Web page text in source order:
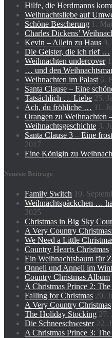
Hilfe, die Herdmanns
Weihnachtsliebe auf
Schöne Bescherung 1.
Charles Dickens’
Kevin – Allein zu Haus 9.
Die Geister, die ich rief …
Weihnachten undercover
… und den
Weihnachten im Palast 6.
Santa Clause – Eine
Tatsächlich … Liebe 25.
Ach, du fröhliche … 11.
Orangen zu Weihnachten
Weihnachtsgeschichte 3.
Santa Clause 3 – Eine
2017
Eine Königin zu
Neueste Beiträge
Family Switch 19.
Weihnachtspäckchen …
2025
Christmas in Big Sky
A Very Country
We Need a Little
Country Hearts Christmas
Ein Weihnachtsbaum für
Onneli und Anneli im
Country Christmas Album
A Christmas Prince 2:
Falling for Christmas 20.
A Very Country Christmas
The Holiday Stocking 27.
Die Schneeschwester 22.
A Christmas Prince 3: